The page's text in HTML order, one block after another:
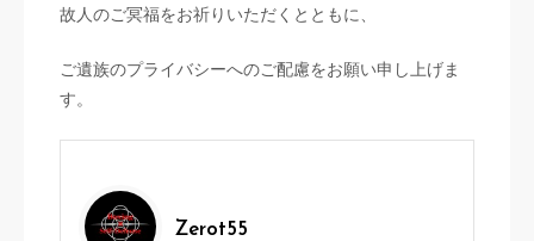
故人のご冥福をお祈りいただくとともに、
ご遺族のプライバシーへのご配慮をお願い申し上げま
す。
Zerot55